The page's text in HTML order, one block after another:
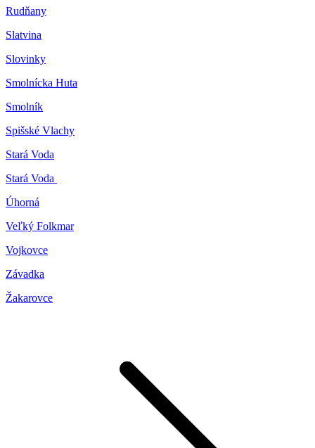
Rudňany
Slatvina
Slovinky
Smolnícka Huta
Smolník
Spišské Vlachy
Stará Voda
Stará Voda
Úhorná
Veľký Folkmar
Vojkovce
Závadka
Žakarovce